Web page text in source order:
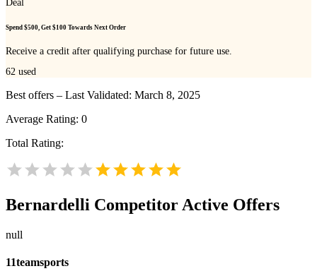
Deal
Spend $500, Get $100 Towards Next Order
Receive a credit after qualifying purchase for future use.
62 used
Best offers – Last Validated: March 8, 2025
Average Rating: 0
Total Rating:
Bernardelli Competitor Active Offers
null
11teamsports